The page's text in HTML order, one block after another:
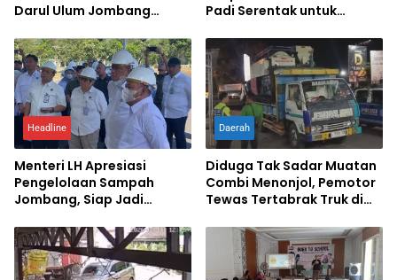
Darul Ulum Jombang
Padi Serentak untuk
Pangan
Headline
Menteri LH Apresiasi
Pengelolaan Sampah
Jombang, Siap Jadi
Daerah
Diduga Tak Sadar Muatan
Combi Menonjol, Pemotor
Tewas Tertabrak Truk di